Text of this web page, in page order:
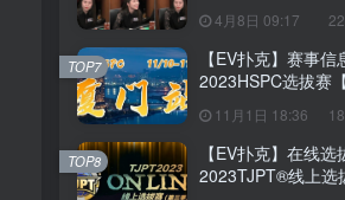
4月8日 09:17
【EV扑克】赛事信
2023HSPC选拔赛
站】详细赛程赛制
月10日-15日）
11月1日 18:36
TOP7
【EV扑克】在线选
2023TJPT®线上选
TOP8